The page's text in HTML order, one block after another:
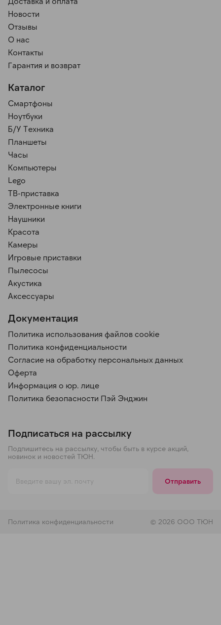
Новости
Отзывы
О нас
Контакты
Гарантия и возврат
Каталог
Смартфоны
Ноутбуки
Б/У Техника
Планшеты
Часы
Компьютеры
Lego
ТВ-приставка
Электронные книги
Наушники
Красота
Камеры
Игровые приставки
Пылесосы
Акустика
Аксессуары
Документация
Политика использования файлов cookie
Политика конфиденциальности
Согласие на обработку персональных данных
Оферта
Информация о юр. лице
Политика безопасности Пэй Энджин
Подписаться на рассылку
Подпишитесь на рассылку, чтобы быть в курсе акций,
новинок и новостей ТЮН.
Отправить
Политика конфиденциальности © 2026 ООО ТЮН